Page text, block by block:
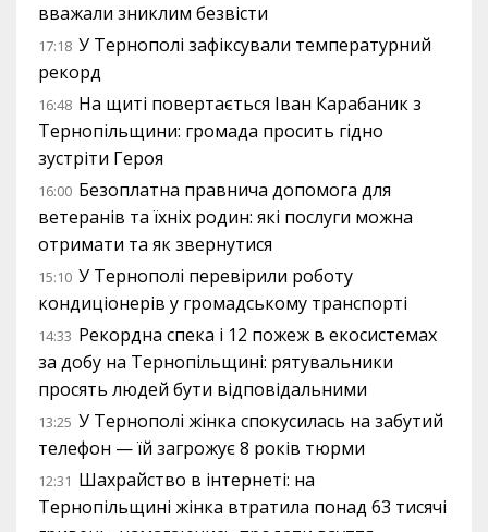
вважали зниклим безвісти
17:18 У Тернополі зафіксували температурний
рекорд
16:48 На щиті повертається Іван Карабаник з
Тернопільщини: громада просить гідно
зустріти Героя
16:00 Безоплатна правнича допомога для
ветеранів та їхніх родин: які послуги можна
отримати та як звернутися
15:10 У Тернополі перевірили роботу
кондиціонерів у громадському транспорті
14:33 Рекордна спека і 12 пожеж в екосистемах
за добу на Тернопільщині: рятувальники
просять людей бути відповідальними
13:25 У Тернополі жінка спокусилась на забутий
телефон — їй загрожує 8 років тюрми
12:31 Шахрайство в інтернеті: на
Тернопільщині жінка втратила понад 63 тисячі